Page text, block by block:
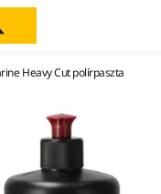
Heavy Cut polírpaszta